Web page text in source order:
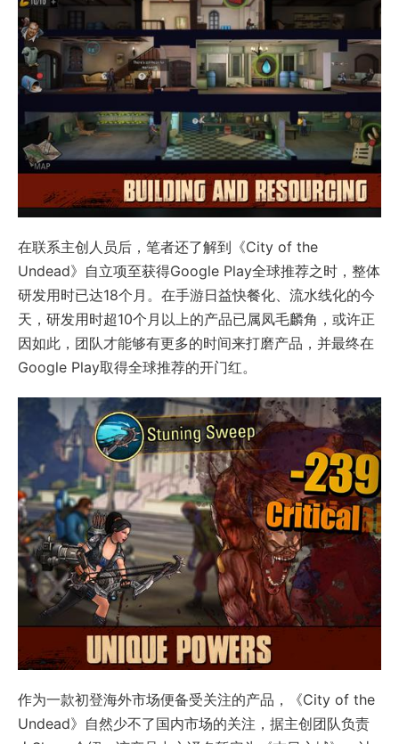
在联系主创人员后，笔者还了解到《City of the
Undead》自立项至获得Google Play全球推荐之时，整体
研发用时已达18个月。在手游日益快餐化、流水线化的今
天，研发用时超10个月以上的产品已属凤毛麟角，或许正
因如此，团队才能够有更多的时间来打磨产品，并最终在
Google Play取得全球推荐的开门红。
作为一款初登海外市场便备受关注的产品，《City of the
Undead》自然少不了国内市场的关注，据主创团队负责